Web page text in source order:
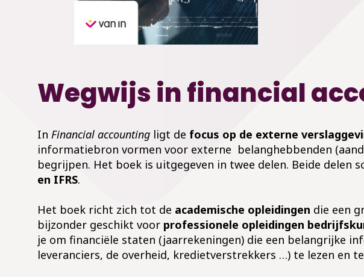
Wegwijs in financial
In Financial accounting ligt de focus op de externe
informatiebron vormen voor externe belanghebbenden
begrijpen. Het boek is uitgegeven in twee delen. Beide delen
en IFRS.
Het boek richt zich tot de academische opleidingen die een
bijzonder geschikt voor professionele opleidingen
je om financiële staten (jaarrekeningen) die een belangrijke
leveranciers, de overheid, kredietverstrekkers …) te lezen en